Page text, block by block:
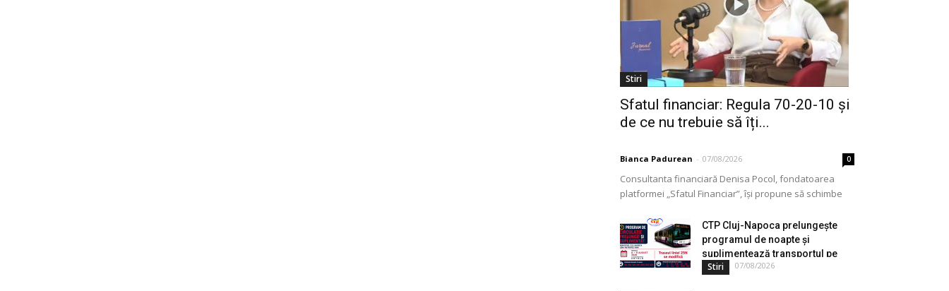
Stiri
Sfatul financiar: Regula 70-20-10 și
de ce nu trebuie să îți...
Bianca Padurean - 07/08/2026 0
Consultanta financiară Denisa Pocol, fondatoarea
platformei „Sfatul Financiar”, își propune să schimbe
experiență de peste...CTP Cluj-Napoca prelungește
programul de noapte și
suplimentează transportul pe
durata...
Stiri 07/08/2026